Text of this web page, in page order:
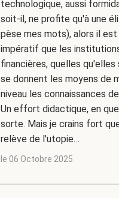
technologique, aussi
soit-il, ne profite qu'à une
pèse mes mots), alors il est
impératif que les
financières, quelles qu'elles
se donnent les moyens de
niveau les connaissances
Un effort didactique, en
sorte. Mais je crains fort
relève de l'utopie…
le 06 Octobre 2025